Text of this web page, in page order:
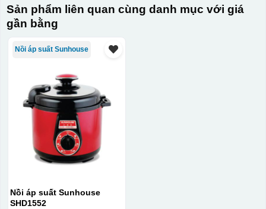
Sản phẩm liên quan cùng danh mục với giá
gần bằng
Nồi áp suất Sunhouse
Nồi áp suất Sunhouse
SHD1552